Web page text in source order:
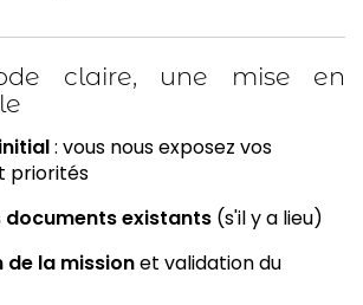
claire, une mise en
: vous nous exposez vos
priorités
documents existants (s'il y a lieu)
de la missionet validation du